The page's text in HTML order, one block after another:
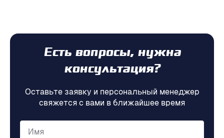
Есть вопросы, нужна
консультация?
Оставьте заявку и персональный менеджер
свяжется с вами в ближайшее время
Имя